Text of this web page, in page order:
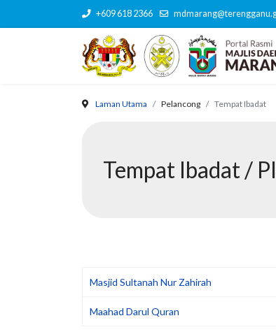
+609 618 2366
Laman Utama Pelancong Tempat Ibadat
Tempat Ibadat /
Masjid Sultanah Nur Zahirah
Maahad Darul Quran